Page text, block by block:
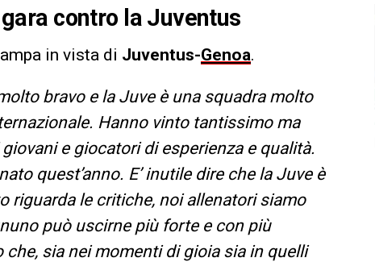
contro la Juventus
in vista di Juventus-Genoa.
bravo e la Juve è una squadra molto
Hanno vinto tantissimo ma
e giocatori di esperienza e qualità.
quest’anno. E’ inutile dire che la Juve è
riguarda le critiche, noi allenatori siamo
può uscirne più forte e con più
sia nei momenti di gioia sia in quelli